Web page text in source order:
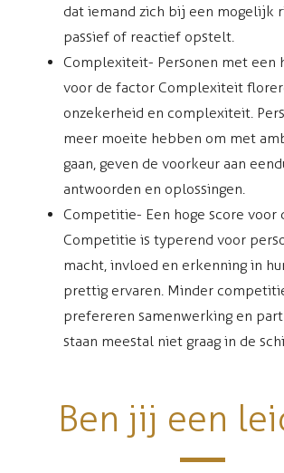
dat iemand zich bij een mogelijk
passief of reactief opstelt.
Complexiteit - Personen met een
voor de factor Complexiteit
onzekerheid en complexiteit.
meer moeite hebben om met
gaan, geven de voorkeur aan
antwoorden en oplossingen.
Competitie - Een hoge score voor
Competitie is typerend voor
macht, invloed en erkenning in
prettig ervaren. Minder
prefereren samenwerking en
staan meestal niet graag in de
Ben jij een